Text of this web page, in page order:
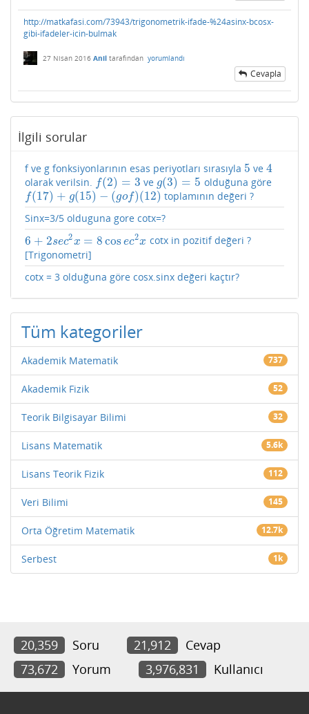
http://matkafasi.com/73943/trigonometrik-ifade-%24asinx-bcosx-
gibi-ifadeler-icin-bulmak
27 Nisan 2016 Anil tarafından yorumlandı
Cevapla
İlgili sorular
f ve g fonksiyonlarının esas periyotları sırasıyla 5
5 ve 4
4
olarak verilsin.
f(2) = 3
f(2)=3 ve g(3) = 5
g(3)= 5 olduğuna göre
f(17) + g(15) − (gof)(12)
f(17)+g (15 )−(gof (12 )
toplamının değeri ?
Sinx=3/5 olduguna gore cotx=?
6 + 2sec2x = 8cosec2x
6 +2s ec2x=8cos ec 2x
cotx in pozitif değeri ?
[Trigonometri]
cotx = 3 olduğuna göre cosx.sinx değeri kaçtır?
Tüm kategoriler
Akademik Matematik 737
Akademik Fizik 52
Teorik Bilgisayar Bilimi 32
Lisans Matematik 5.6k
Lisans Teorik Fizik 112
Veri Bilimi 145
Orta Öğretim Matematik 12.7k
Serbest 1k
20,359 Soru 21,912
Cevap
73,672
Yorum 3,976,831 Kullanıcı